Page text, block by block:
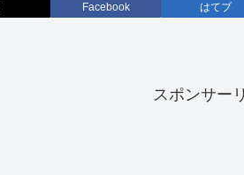
Facebook はてブ
スポンサー